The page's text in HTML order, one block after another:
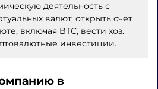
деятельность с
валют, открыть счет
включая BTC, вести хоз.
инвестиции.
в